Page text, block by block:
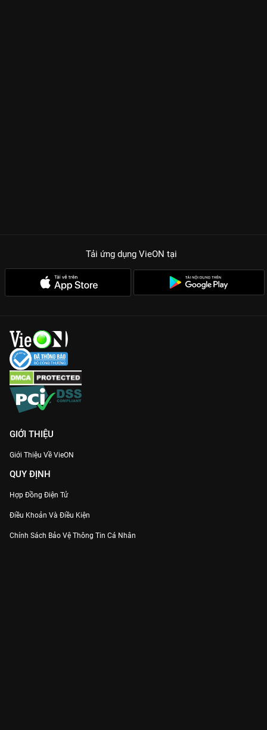
Tải ứng dụng VieON tại
GIỚI THIỆU
Giới Thiệu Về VieON
QUY ĐỊNH
Hợp Đồng Điện Tử
Điều Khoản Và Điều Kiện
Chính Sách Bảo Vệ Thông Tin Cá Nhân